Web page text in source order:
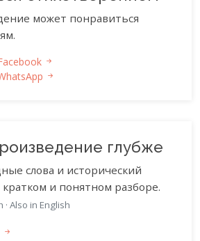
может понравиться
глубже
слова и исторический
и понятном разборе.
· Also in English